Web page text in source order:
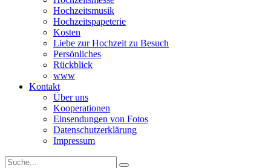
Hochzeitsmusik
Hochzeitspapeterie
Kosten
Liebe zur Hochzeit zu Besuch
Persönliches
Rückblick
www
Kontakt
Über uns
Kooperationen
Einsendungen von Fotos
Datenschutzerklärung
Impressum